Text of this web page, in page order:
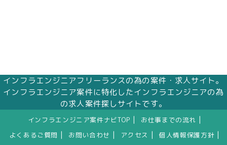
インフラエンジニアフリーランスの為の案件・求人サイト。
インフラエンジニア案件に特化したインフラエンジニアの為
の求人案件探しサイトです。
インフラエンジニア案件ナビTOP お仕事までの流れ
よくあるご質問 お問い合わせ アクセス 個人情報保護方針